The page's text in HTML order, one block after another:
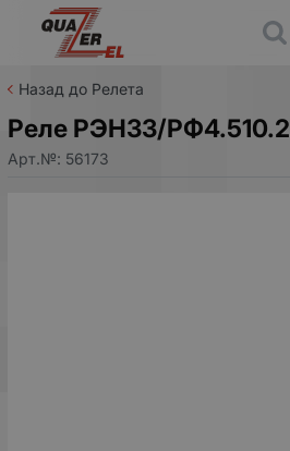
Назад до Релета
Реле РЭН33/
Арт.№: 56173